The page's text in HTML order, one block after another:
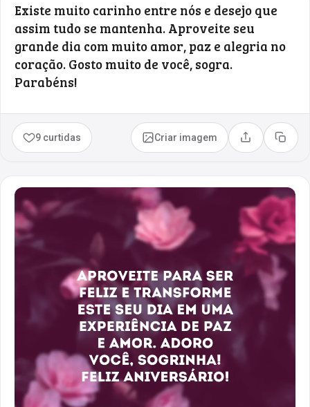
Existe muito carinho entre nós e desejo que
assim tudo se mantenha. Aproveite seu
grande dia com muito amor, paz e alegria no
coração. Gosto muito de você, sogra.
Parabéns!
9 curtidas Criar imagem Compartilhar
Copiar